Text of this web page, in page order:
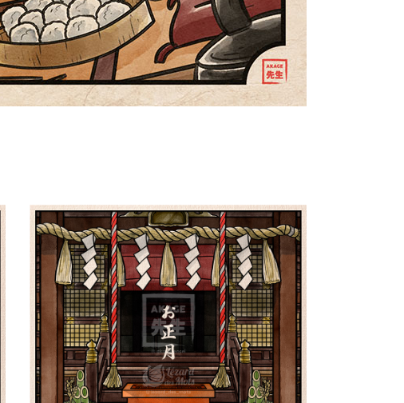
Le Nouvel An au Japon お正
月 | Shiki 四季
PokeUkiyoe